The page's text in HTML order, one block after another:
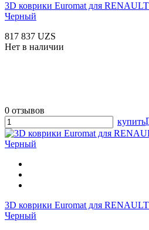
3D коврики Euromat для
Черный
817 837 UZS
Нет в наличии
0 отзывов
купить
3D коврики Euromat для
Черный